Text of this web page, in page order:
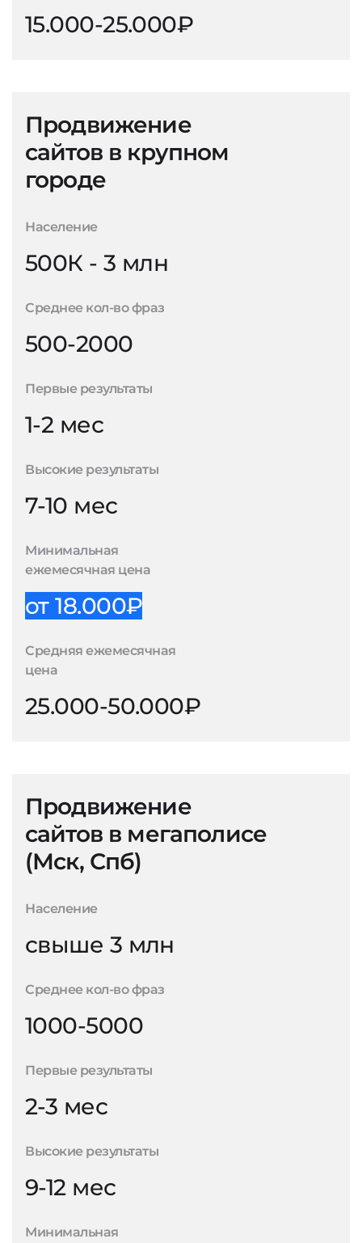
15.000-25.000₽
Продвижение
сайтов в крупном
городе
Население
500К - 3 млн
Среднее кол-во фраз
500-2000
Первые результаты
1-2 мес
Высокие результаты
7-10 мес
Минимальная
ежемесячная цена
от 18.000₽
Средняя ежемесячная
цена
25.000-50.000₽
Продвижение
сайтов в мегаполисе
(Мск, Спб)
Население
свыше 3 млн
Среднее кол-во фраз
1000-5000
Первые результаты
2-3 мес
Высокие результаты
9-12 мес
Минимальная